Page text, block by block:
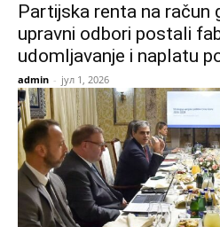
Partijska renta na račun
upravni odbori postali
udomljavanje i naplatu
admin - јул 1, 2026